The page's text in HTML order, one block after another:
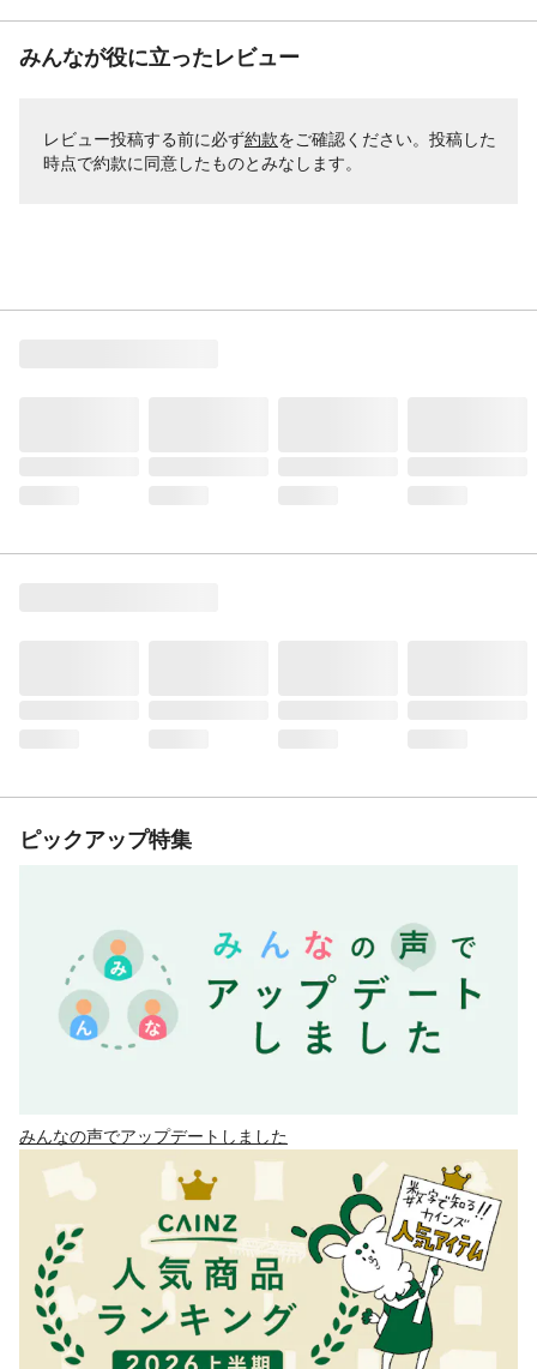
みんなが役に立ったレビュー
レビュー投稿する前に必ず約款をご確認ください。投稿した
時点で約款に同意したものとみなします。
ピックアップ特集
みんなの声でアップデートしました